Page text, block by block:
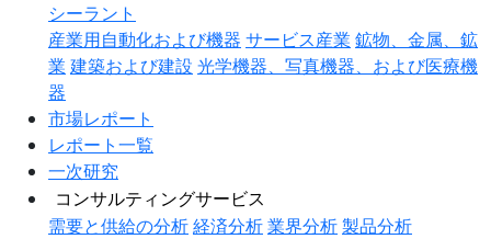
シーラント
産業用自動化および機器 サービス産業 鉱物、金属、鉱
業 建築および建設 光学機器、写真機器、および医療機
器
市場レポート
レポート一覧
一次研究
コンサルティングサービス
需要と供給の分析経済分析業界分析製品分析